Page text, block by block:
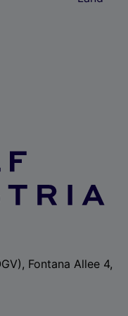
Fontana Allee 4,
auf einem
von Werbeleistung
sowie Entwicklung